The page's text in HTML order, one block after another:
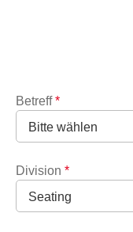
Betreff *
Division *